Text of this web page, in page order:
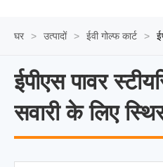
घर > उत्पादों > ईवी गोल्फ कार्ट >
ईपीएस पावर
सवारी के लिए
ईपीएस पावर